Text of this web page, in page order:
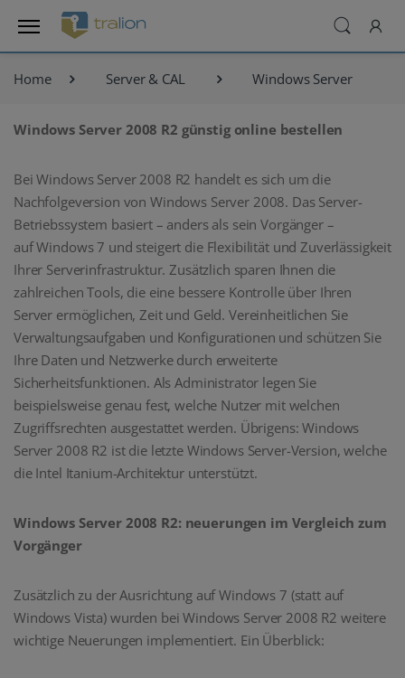
Home Server & CAL Windows Server
Windows Server 2008 R2 günstig online bestellen
Bei Windows Server 2008 R2 handelt es sich um die
Nachfolgeversion von Windows Server 2008. Das Server-
Betriebssystem basiert – anders als sein Vorgänger –
auf Windows 7 und steigert die Flexibilität und Zuverlässigkeit
Ihrer Serverinfrastruktur. Zusätzlich sparen Ihnen die
zahlreichen Tools, die eine bessere Kontrolle über Ihren
Server ermöglichen, Zeit und Geld. Vereinheitlichen Sie
Verwaltungsaufgaben und Konfigurationen und schützen Sie
Ihre Daten und Netzwerke durch erweiterte
Sicherheitsfunktionen. Als Administrator legen Sie
beispielsweise genau fest, welche Nutzer mit welchen
Zugriffsrechten ausgestattet werden. Übrigens: Windows
Server 2008 R2 ist die letzte Windows Server-Version, welche
die Intel Itanium-Architektur unterstützt.
Windows Server 2008 R2: neuerungen im Vergleich zum
Vorgänger
Zusätzlich zu der Ausrichtung auf Windows 7 (statt auf
Windows Vista) wurden bei Windows Server 2008 R2 weitere
wichtige Neuerungen implementiert. Ein Überblick: